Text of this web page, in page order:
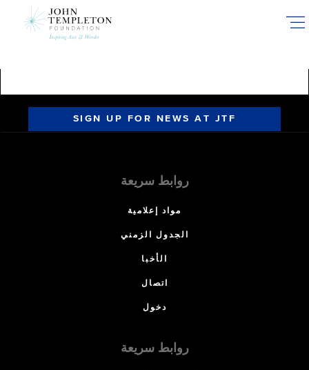
SIGN UP FOR NEWS AT JTF
روابط سريعة
مواد إعلامية
الجدول الزمني
الأخبا
اتصال
دخول
روابط سريعة